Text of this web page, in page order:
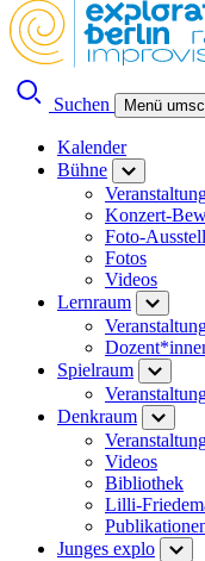
Suchen Menü
Kalender
Bühne
Konzert-
Foto-
Fotos
Videos
Lernraum
Spielraum
Denkraum
Videos
Bibliothek
Lilli-
Junges explo